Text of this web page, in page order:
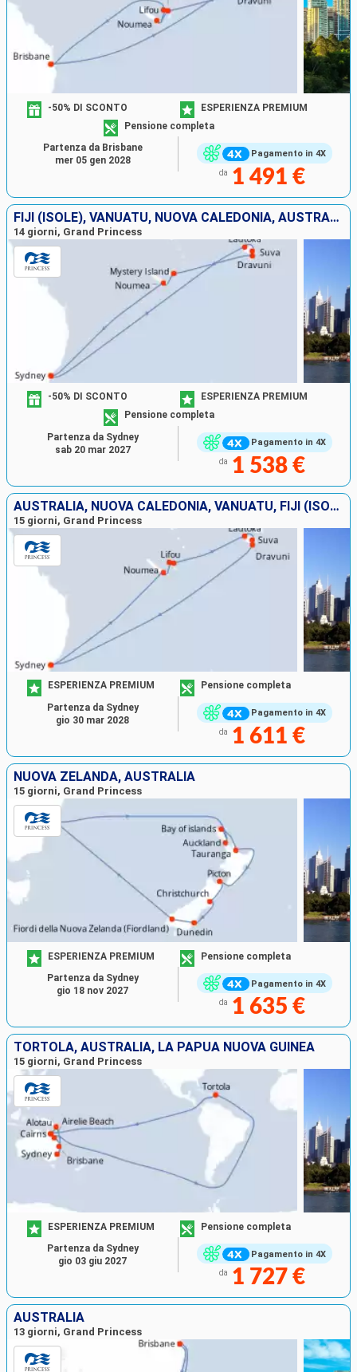
Pagamento in 4X
-50% DI SCONTO
ESPERIENZA PREMIUM
Pensione completa
da 1 491 €
Partenza da Brisbane
mer 05 gen 2028
FIJI (ISOLE), VANUATU, NUOVA CALEDONIA, AUSTRALIA
14 giorni, Grand Princess
Pagamento in 4X
-50% DI SCONTO
ESPERIENZA PREMIUM
Pensione completa
da 1 538 €
Partenza da Sydney
sab 20 mar 2027
AUSTRALIA, NUOVA CALEDONIA, VANUATU, FIJI (ISOLE)
15 giorni, Grand Princess
Pagamento in 4X
ESPERIENZA PREMIUM Pensione completa
da 1 611 €
Partenza da Sydney
gio 30 mar 2028
NUOVA ZELANDA, AUSTRALIA
15 giorni, Grand Princess
Pagamento in 4X
ESPERIENZA PREMIUM Pensione completa
da 1 635 €
Partenza da Sydney
gio 18 nov 2027
TORTOLA, AUSTRALIA, LA PAPUA NUOVA GUINEA
15 giorni, Grand Princess
Pagamento in 4X
ESPERIENZA PREMIUM Pensione completa
da 1 727 €
Partenza da Sydney
gio 03 giu 2027
AUSTRALIA
13 giorni, Grand Princess